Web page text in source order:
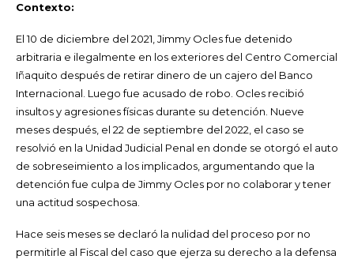
Contexto:
El 10 de diciembre del 2021, Jimmy Ocles fue detenido
arbitraria e ilegalmente en los exteriores del Centro Comercial
Iñaquito después de retirar dinero de un cajero del Banco
Internacional. Luego fue acusado de robo. Ocles recibió
insultos y agresiones físicas durante su detención. Nueve
meses después, el 22 de septiembre del 2022, el caso se
resolvió en la Unidad Judicial Penal en donde se otorgó el auto
de sobreseimiento a los implicados, argumentando que la
detención fue culpa de Jimmy Ocles por no colaborar y tener
una actitud sospechosa.
Hace seis meses se declaró la nulidad del proceso por no
permitirle al Fiscal del caso que ejerza su derecho a la defensa